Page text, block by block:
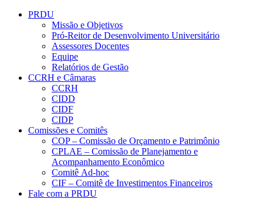
Conteúdo principal
PRDU
Missão e Objetivos
Pró-Reitor de Desenvolvimento Universitário
Assessores Docentes
Equipe
Relatórios de Gestão
CCRH e Câmaras
CCRH
CIDD
CIDF
CIDP
Comissões e Comitês
COP – Comissão de Orçamento e Patrimônio
CPLAE – Comissão de Planejamento e
Acompanhamento Econômico
Comitê Ad-hoc
CIF – Comitê de Investimentos Financeiros
Fale com a PRDU